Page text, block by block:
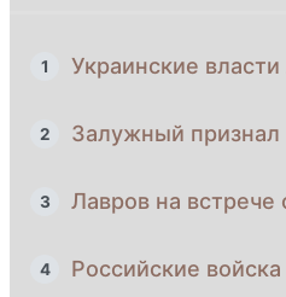
1 Украинские
2 Залужный признал
3 Лавров на встрече
4 Российские